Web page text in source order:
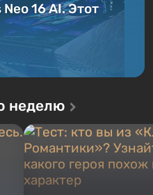
16 AI. Этот
неделю